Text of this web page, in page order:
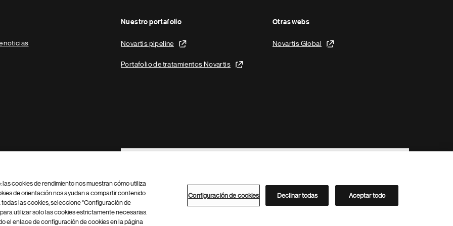
noticias
Nuestro portafolio
Novartis pipeline
Portafolio de tratamientos Novartis
Otras webs
Novartis Global
Footer Site Search
Configuración de cookies Mapa del sitio
Directorio de Novartis
cookies de rendimiento nos muestran cómo utiliza
de orientación nos ayudan a compartir contenido
las cookies, seleccione "Configuración de
utilizar solo las cookies estrictamente necesarias.
el enlace de configuración de cookies en la página
Configuración de cookies Declinar todas Aceptar todo